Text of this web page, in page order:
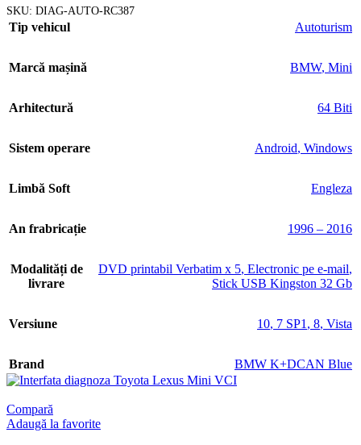
SKU: DIAG-AUTO-RC387
Tip vehicul Autoturism
Marcă mașină BMW, Mini
Arhitectură 64 Biti
Sistem operare Android, Windows
Limbă Soft Engleza
An frabricație 1996 – 2016
Modalități de
livrare
DVD printabil Verbatim x 5, Electronic pe e-mail,
Stick USB Kingston 32 Gb
Versiune 10, 7 SP1 , 8, Vista
Brand BMW K+DCAN Blue
Compară
Adaugă la favorite